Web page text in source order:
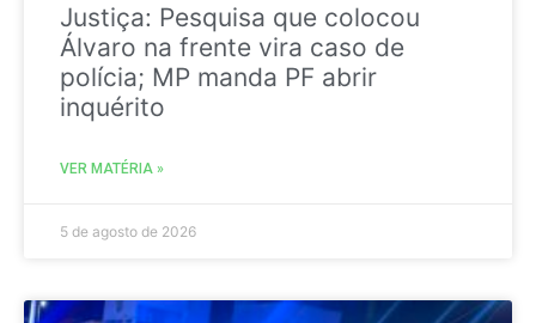
Justiça: Pesquisa que colocou
Álvaro na frente vira caso de
polícia; MP manda PF abrir
inquérito
VER MATÉRIA »
5 de agosto de 2026